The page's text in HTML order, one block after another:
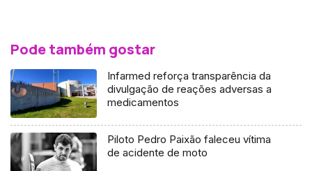
Pode também gostar
Infarmed reforça transparência da
divulgação de reações adversas a
medicamentos
Piloto Pedro Paixão faleceu vítima
de acidente de moto